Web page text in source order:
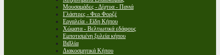
Μουσαμάδες - Δίχτυα - Πανιά
Γλάστρες - Φερ Φορζέ
Εργαλεία - Είδη Κήπου
Χώματα - Βελτιωτικά εδάφους
Εμποτισμένη ξυλεία κήπου
Βιβλία
Διακοσμητικά Κήπου